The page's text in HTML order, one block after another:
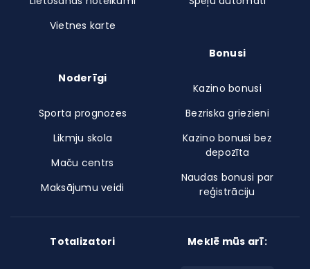
Vietnes karte
Noderīgi
Sporta prognozes
Likmju skola
Maču centrs
Maksājumu veidi
Bonusi
Kazino bonusi
Bezriska griezieni
Kazino bonusi bez
depozīta
Naudas bonusi par
reģistrāciju
Totalizatori Meklē mūs arī: